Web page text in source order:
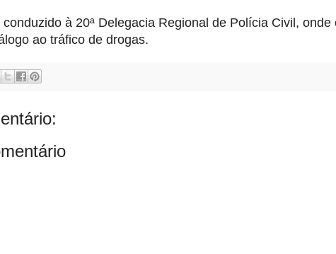
à 20ª Delegacia Regional de Polícia Civil,
ao tráfico de drogas.